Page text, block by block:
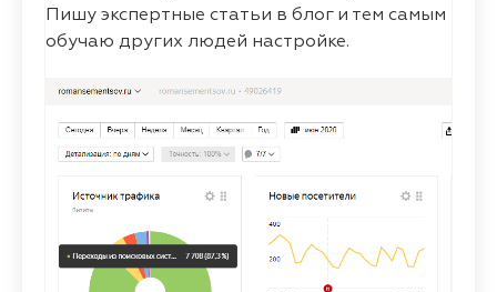
Пишу экспертные статьи в блог и тем самым
обучаю других людей настройке.